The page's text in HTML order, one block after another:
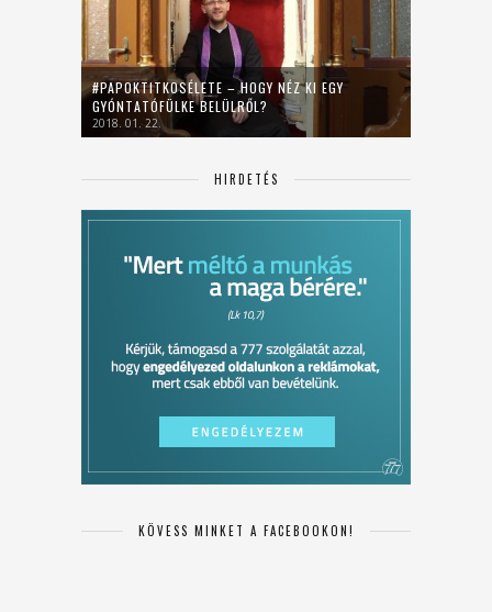
#PAPOKTITKOSÉLETE – HOGY NÉZ KI EGY
GYÓNTATÓFÜLKE BELÜLRŐL?
2018. 01. 22.
HIRDETÉS
KÖVESS MINKET A FACEBOOKON!